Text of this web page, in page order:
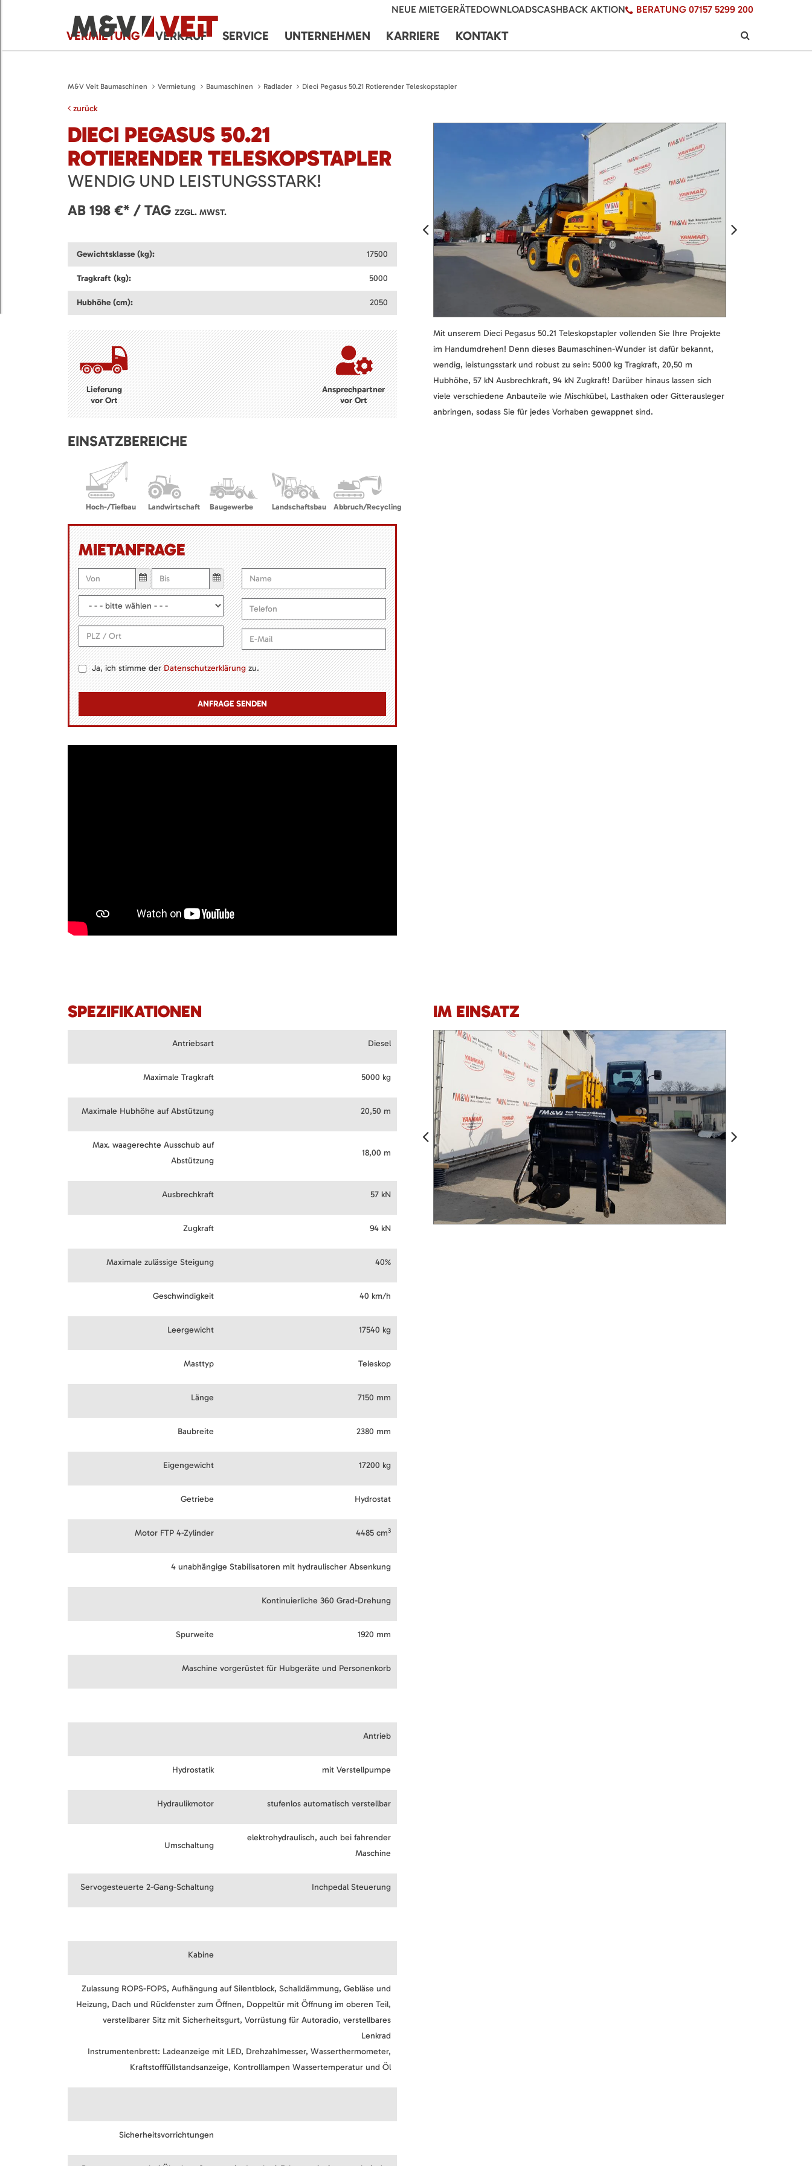
NEUE MIETGERÄTEDOWNLOADSCASHBACK AKTION BERATUNG 07157 5299 200
VERMIETUNG VERKAUF SERVICE UNTERNEHMEN KARRIERE KONTAKT
M&V Veit Baumaschinen Vermietung Baumaschinen Radlader Dieci Pegasus 50.21 Rotierender Teleskopstapler
zurück
DIECI PEGASUS 50.21
ROTIERENDER TELESKOPSTAPLER
WENDIG UND LEISTUNGSSTARK!
AB 198 €* / TAG ZZGL. MWST.
Gewichtsklasse (kg): 17500
Tragkraft (kg): 5000
Hubhöhe (cm): 2050
Lieferung
vor Ort
Ansprechpartner
vor Ort
EINSATZBEREICHE
Hoch-/Tiefbau Landwirtschaft Baugewerbe Landschaftsbau Abbruch/Recycling
MIETANFRAGE
Ja, ich stimme derDatenschutzerklärungzu.
Mit unserem Dieci Pegasus 50.21 Teleskopstapler vollenden Sie Ihre Projekte
im Handumdrehen! Denn dieses Baumaschinen-Wunder ist dafür bekannt,
wendig, leistungsstark und robust zu sein: 5000 kg Tragkraft, 20,50 m
Hubhöhe, 57 kN Ausbrechkraft, 94 kN Zugkraft! Darüber hinaus lassen sich
viele verschiedene Anbauteile wie Mischkübel, Lasthaken oder Gitterausleger
anbringen, sodass Sie für jedes Vorhaben gewappnet sind.
SPEZIFIKATIONEN
Antriebsart Diesel
Maximale Tragkraft 5000 kg
Maximale Hubhöhe auf Abstützung 20,50 m
Max. waagerechte Ausschub auf
Abstützung
18,00 m
Ausbrechkraft 57 kN
Zugkraft 94 kN
Maximale zulässige Steigung 40%
Geschwindigkeit 40 km/h
Leergewicht 17540 kg
Masttyp Teleskop
Länge 7150 mm
Baubreite 2380 mm
Eigengewicht 17200 kg
Getriebe Hydrostat
Motor FTP 4-Zylinder 4485 cm3
4 unabhängige Stabilisatoren mit hydraulischer Absenkung
Kontinuierliche 360 Grad-Drehung
Spurweite 1920 mm
Maschine vorgerüstet für Hubgeräte und Personenkorb
Antrieb
Hydrostatik mit Verstellpumpe
Hydraulikmotor stufenlos automatisch verstellbar
Umschaltung
elektrohydraulisch, auch bei fahrender
Maschine
Servogesteuerte 2-Gang-Schaltung Inchpedal Steuerung
Kabine
Zulassung ROPS-FOPS, Aufhängung auf Silentblock, Schalldämmung, Gebläse und
Heizung, Dach und Rückfenster zum Öffnen, Doppeltür mit Öffnung im oberen Teil,
verstellbarer Sitz mit Sicherheitsgurt, Vorrüstung für Autoradio, verstellbares
Lenkrad
Instrumentenbrett: Ladeanzeige mit LED, Drehzahlmesser, Wasserthermometer,
Kraftstofffüllstandsanzeige, Kontrolllampen Wassertemperatur und Öl
Sicherheitsvorrichtungen
IM EINSATZ